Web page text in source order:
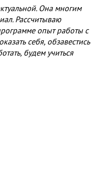
Она многим
Рассчитываю
опыт работы с
себя, обзавестись
будем учиться